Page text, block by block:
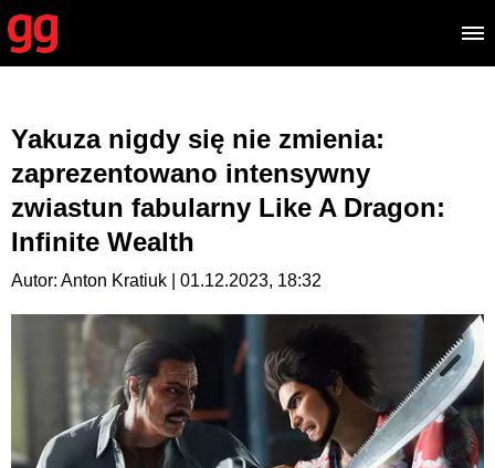
Yakuza nigdy się nie zmienia:
zaprezentowano intensywny
zwiastun fabularny Like A Dragon:
Infinite Wealth
Autor: Anton Kratiuk | 01.12.2023, 18:32